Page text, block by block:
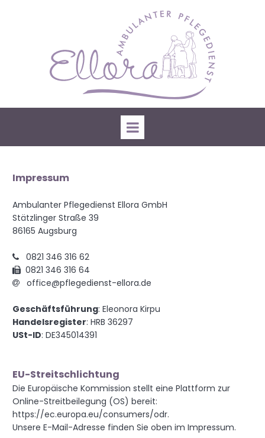
Impressum
Ambulanter Pflegedienst Ellora GmbH
Stätzlinger Straße 39
86165 Augsburg
 0821 346 316 62
 0821 346 316 64
 office@pflegedienst-ellora.de
Geschäftsführung: Eleonora Kirpu
Handelsregister: HRB 36297
USt-ID: DE345014391
EU-Streitschlichtung
Die Europäische Kommission stellt eine Plattform zur
Online-Streitbeilegung (OS) bereit:
https://ec.europa.eu/consumers/odr.
Unsere E-Mail-Adresse finden Sie oben im Impressum.